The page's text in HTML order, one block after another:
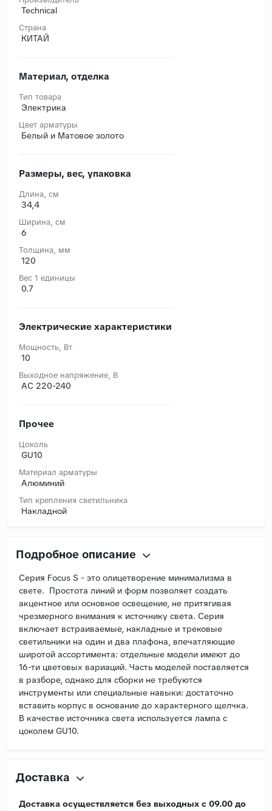
Technical
Страна
КИТАЙ
Материал, отделка
Тип товара
Электрика
Цвет арматуры
Белый и Матовое золото
Размеры, вес, упаковка
Длина, cм
34,4
Ширина, cм
6
Толщина, мм
120
Вес 1 единицы
0.7
Электрические характеристики
Мощность, Вт
10
Выходное напряжение, В
AC 220-240
Прочее
Цоколь
GU10
Материал арматуры
Алюминий
Тип крепления светильника
Накладной
Подробное описание
Серия Focus S - это олицетворение минимализма в
свете. Простота линий и форм позволяет создать
акцентное или основное освещение, не притягивая
чрезмерного внимания к источнику света. Серия
включает встраиваемые, накладные и трековые
светильники на один и два плафона, впечатляющие
широтой ассортимента: отдельные модели имеют до
16-ти цветовых вариаций. Часть моделей поставляется
в разборе, однако для сборки не требуются
инструменты или специальные навыки: достаточно
вставить корпус в основание до характерного щелчка.
В качестве источника света используется лампа с
цоколем GU10.
Доставка
Доставка осуществляется без выходных с 09.00 до